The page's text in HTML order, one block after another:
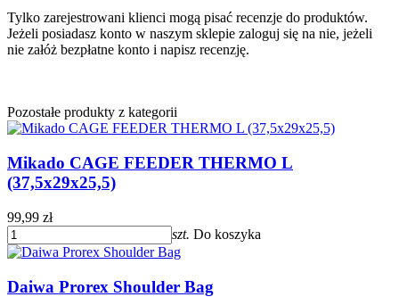
Tylko zarejestrowani klienci mogą pisać recenzje do produktów.
Jeżeli posiadasz konto w naszym sklepie zaloguj się na nie, jeżeli
nie załóż bezpłatne konto i napisz recenzję.
Pozostałe produkty z kategorii
Mikado CAGE FEEDER THERMO L
(37,5x29x25,5)
99,99 zł
szt. Do koszyka
Daiwa Prorex Shoulder Bag